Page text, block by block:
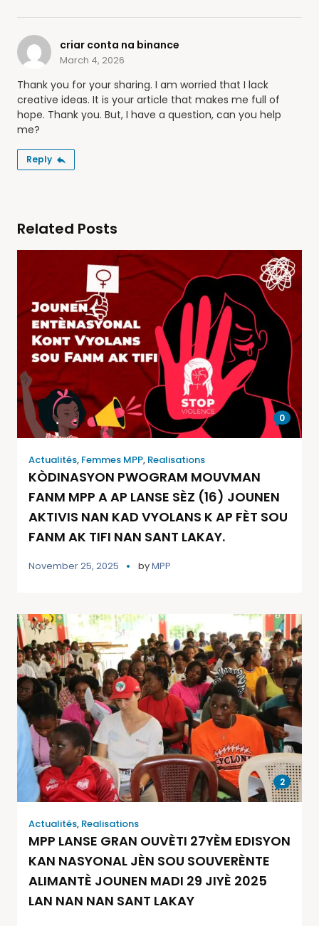
criar conta na binance
March 4, 2026
Thank you for your sharing. I am worried that I lack
creative ideas. It is your article that makes me full of
hope. Thank you. But, I have a question, can you help
me?
Reply
Related Posts
0
Actualités, Femmes MPP, Realisations
KÒDINASYON PWOGRAM MOUVMAN
FANM MPP A AP LANSE SÈZ (16) JOUNEN
AKTIVIS NAN KAD VYOLANS K AP FÈT SOU
FANM AK TIFI NAN SANT LAKAY.
November 25, 2025 byMPP
2
Actualités, Realisations
MPP LANSE GRAN OUVÈTI 27YÈM EDISYON
KAN NASYONAL JÈN SOU SOUVERÈNTE
ALIMANTÈ JOUNEN MADI 29 JIYÈ 2025
LAN NAN NAN SANT LAKAY